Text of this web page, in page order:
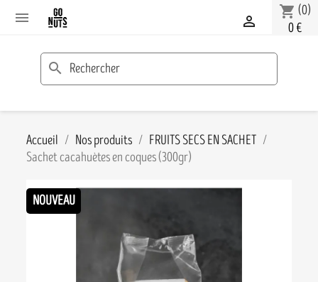
 shopping_cart (0)
0 €

search
Accueil Nos produits
FRUITS SECS EN SACHET
Sachet cacahuètes en coques (300gr)
NOUVEAU